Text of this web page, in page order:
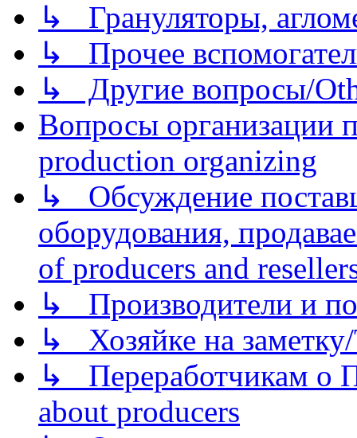
↳ Грануляторы,
↳ Прочее
↳ Другие вопросы/
Вопросы организации
production organizing
↳ Обсуждение
оборудования,
of producers and
↳ Производители и
↳ Хозяйке на
↳ Переработчикам о
about producers